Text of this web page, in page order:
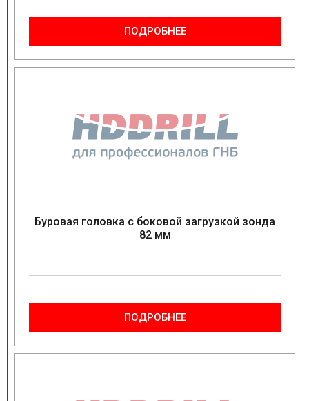
ПОДРОБНЕЕ
Буровая головка с боковой загрузкой зонда
82 мм
ПОДРОБНЕЕ